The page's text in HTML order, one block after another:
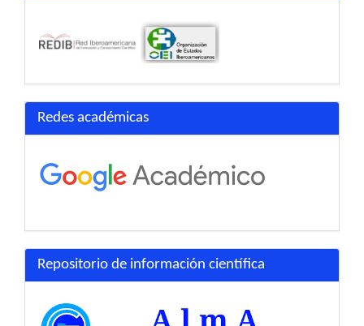
Redes académicas
Repositorio de información científica